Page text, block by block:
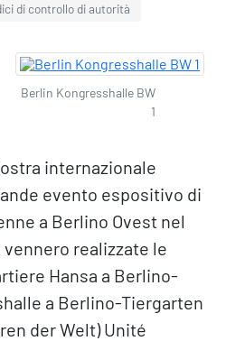
di controllo di autorità
Berlin Kongresshalle BW
1
internazionale
evento espositivo di
a Berlino Ovest nel
vennero realizzate le
Hansa a Berlino-
a Berlino-Tiergarten
der Welt) Unité